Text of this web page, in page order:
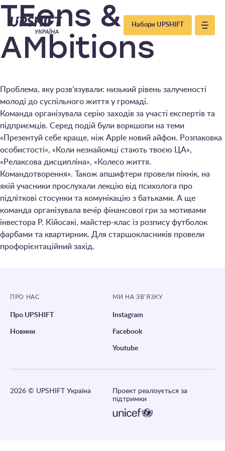
Upshift
–
Україна
Набори UPSHIFT
TEens &
AMbitions
Проблема, яку розв’язували: низький рівень залученості
молоді до суспільного життя у громаді.
Команда організувала серію заходів за участі експертів та
підприємців. Серед подій були воркшопи на теми
«Презентуй себе краще, ніж Apple новий айфон. Розпаковка
особистості», «Коли незнайомці стають твоєю ЦА»,
«Релаксова дисципліна», «Колесо життя.
Командотворення». Також апшифтери провели пікнік, на
якій учасники прослухали лекцію від психолога про
підліткові стосунки та комунікацію з батьками. А ще
команда організувала вечір фінансової гри за мотивами
інвестора Р. Кійосакі, майстер-клас із розпису футболок
фарбами та квартирник. Для старшокласників провели
профорієнтаційний захід.
ПРО НАС
Про UPSHIFT
Новини
МИ НА ЗВ’ЯЗКУ
Instagram
Facebook
Youtube
2026 © UPSHIFT Україна
Проект реалізується за
підтримки